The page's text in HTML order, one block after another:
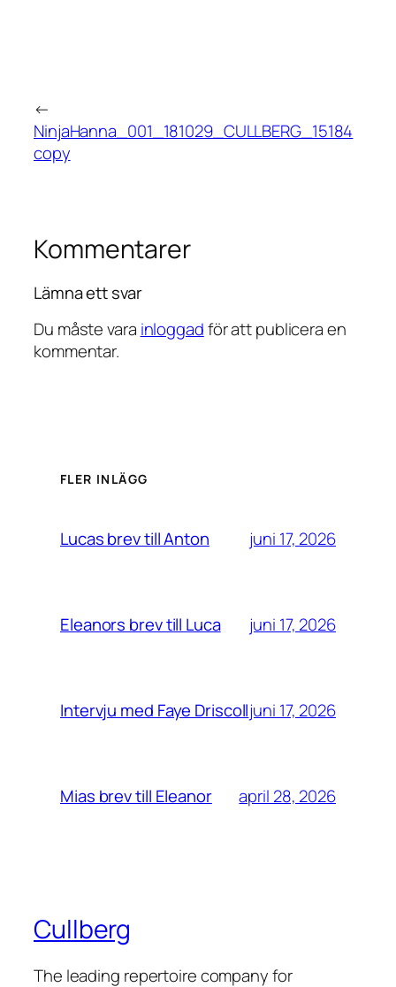
←
NinjaHanna_001_181029_CULLBERG_15184
copy
Kommentarer
Lämna ett svar
Du måste vara inloggadför att publicera en
kommentar.
FLER INLÄGG
Lucas brev till Anton juni 17, 2026
Eleanors brev till Luca juni 17, 2026
Intervju med Faye Driscolljuni 17, 2026
Mias brev till Eleanor april 28, 2026
Cullberg
The leading repertoire company for